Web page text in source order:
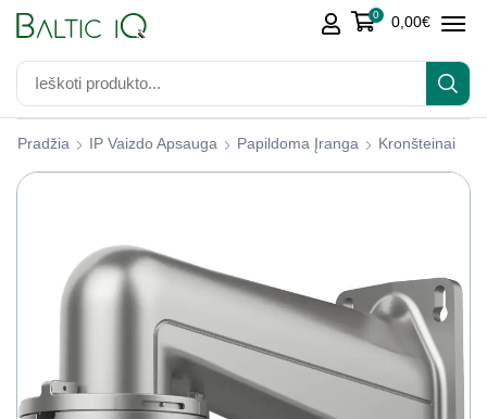
0 0,00€
Pradžia IP Vaizdo Apsauga Papildoma Įranga Kronšteinai